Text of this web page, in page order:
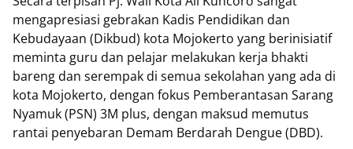
mengapresiasi gebrakan Kadis Pendidikan dan
Kebudayaan (Dikbud) kota Mojokerto yang berinisiatif
meminta guru dan pelajar melakukan kerja bhakti
bareng dan serempak di semua sekolahan yang ada di
kota Mojokerto, dengan fokus Pemberantasan Sarang
Nyamuk (PSN) 3M plus, dengan maksud memutus
rantai penyebaran Demam Berdarah Dengue (DBD).